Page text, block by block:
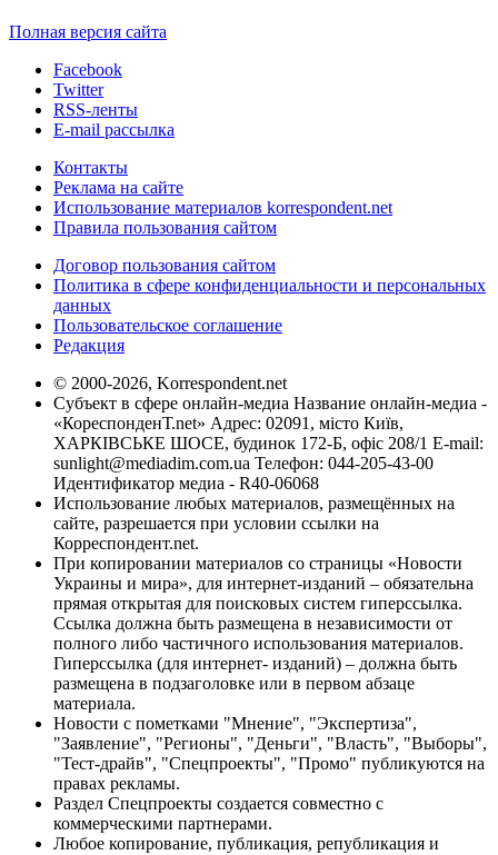
Полная версия сайта
Facebook
Twitter
RSS-ленты
E-mail рассылка
Контакты
Реклама на сайте
Использование материалов korrespondent.net
Правила пользования сайтом
Договор пользования сайтом
Политика в сфере конфиденциальности и персональных
данных
Пользовательское соглашение
Редакция
© 2000-2026, Korrespondent.net
Субъект в сфере онлайн-медиа Название онлайн-медиа -
«КореспонденТ.net» Адрес: 02091, місто Київ,
ХАРКІВСЬКЕ ШОСЕ, будинок 172-Б, офіс 208/1 E-mail:
sunlight@mediadim.com.ua Телефон: 044-205-43-00
Идентификатор медиа - R40-06068
Использование любых материалов, размещённых на
сайте, разрешается при условии ссылки на
Корреспондент.net.
При копировании материалов со страницы «Новости
Украины и мира», для интернет-изданий – обязательна
прямая открытая для поисковых систем гиперссылка.
Ссылка должна быть размещена в независимости от
полного либо частичного использования материалов.
Гиперссылка (для интернет- изданий) – должна быть
размещена в подзаголовке или в первом абзаце
материала.
Новости с пометками "Мнение", "Экспертиза",
"Заявление", "Регионы", "Деньги", "Власть", "Выборы",
"Тест-драйв", "Спецпроекты", "Промо" публикуются на
правах рекламы.
Раздел Спецпроекты создается совместно с
коммерческими партнерами.
Любое копирование, публикация, републикация и